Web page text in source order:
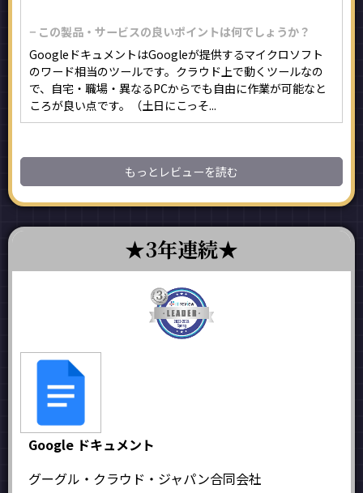
− この製品・サービスの良いポイントは何でしょうか？
GoogleドキュメントはGoogleが提供するマイクロソフト
のワード相当のツールです。クラウド上で動くツールなの
で、自宅・職場・異なるPCからでも自由に作業が可能なと
ころが良い点です。（土日にこっそ...
もっとレビューを読む
3年連続
Google ドキュメント
グーグル・クラウド・ジャパン合同会社